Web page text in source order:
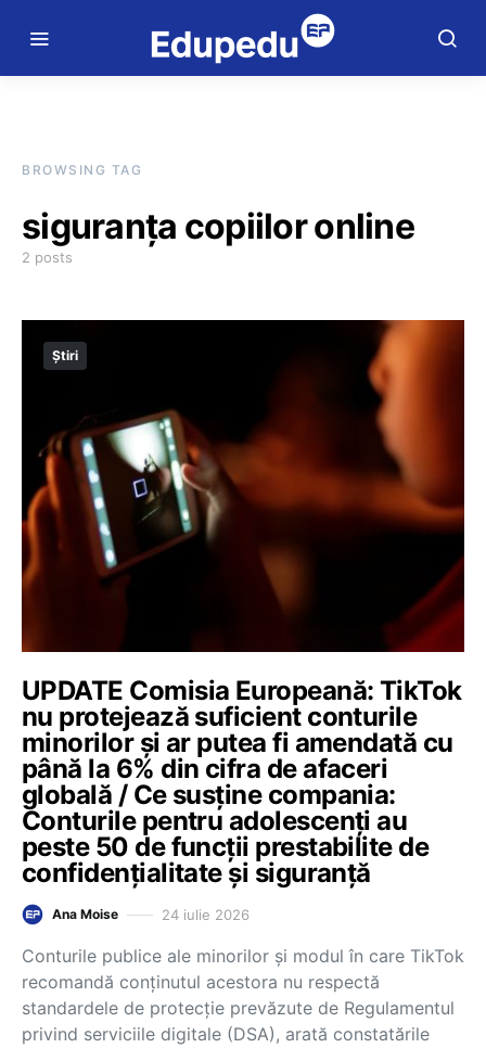
BROWSING TAG
siguranța copiilor online
2 posts
Știri
UPDATE Comisia Europeană: TikTok
nu protejează suficient conturile
minorilor și ar putea fi amendată cu
până la 6% din cifra de afaceri
globală / Ce susține compania:
Conturile pentru adolescenți au
peste 50 de funcții prestabilite de
confidențialitate și siguranță
Ana Moise 24 iulie 2026
Conturile publice ale minorilor și modul în care TikTok
recomandă conținutul acestora nu respectă
standardele de protecție prevăzute de Regulamentul
privind serviciile digitale (DSA), arată constatările